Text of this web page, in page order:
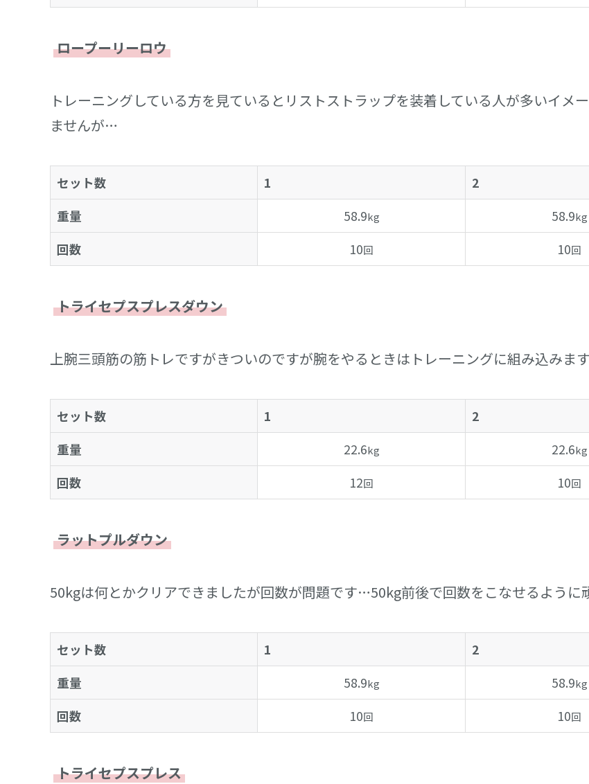
ロープーリーロウ
トレーニングしている方を見ているとリストストラップを装着している人が多いイメ
ませんが…
セット数 1 2
重量
58.9kg 58.9kg
回数 10回 10回
トライセプスプレスダウン
上腕三頭筋の筋トレですがきついのですが腕をやるときはトレーニングに組み込みま
セット数 1 2
重量
22.6kg 22.6kg
回数 12回 10回
ラットプルダウン
50kgは何とかクリアできましたが回数が問題です…50kg前後で回数をこなせるように
セット数 1 2
重量
58.9kg 58.9kg
回数 10回 10回
トライセプスプレス